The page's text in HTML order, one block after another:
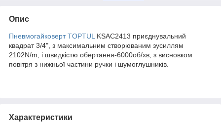
Опис
Пневмогайковерт TOPTUL KSAC2413 приєднувальний
квадрат 3/4", з максимальним створюваним зусиллям
2102N/m, і швидкістю обертання-6000об/хв, з висновком
повітря з нижньої частини ручки і шумоглушників.
Характеристики